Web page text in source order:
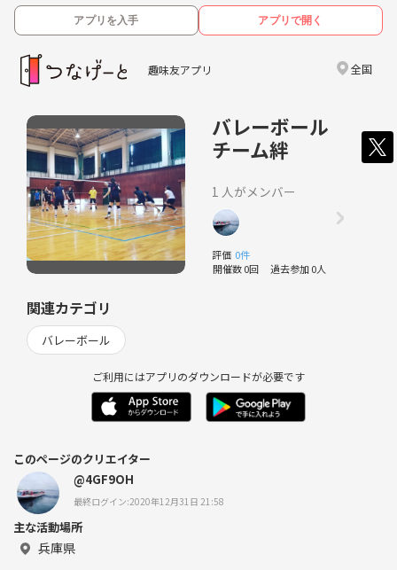
アプリを入手 アプリで開く
趣味友アプリ 全国
バレーボール
チーム絆
1 人がメンバー
評価 0件
開催数 0回 過去参加 0人
関連カテゴリ
バレーボール
ご利用にはアプリのダウンロードが必要です
このページのクリエイター
@4GF9OH
最終ログイン:2020年12月31日 21:58
主な活動場所
兵庫県